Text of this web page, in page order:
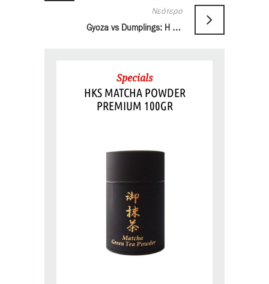
Νεότερο
Gyoza vs Dumplings: Η μάχη της μπουκιάς!
Specials
HKS MATCHA POWDER
PREMIUM 100GR